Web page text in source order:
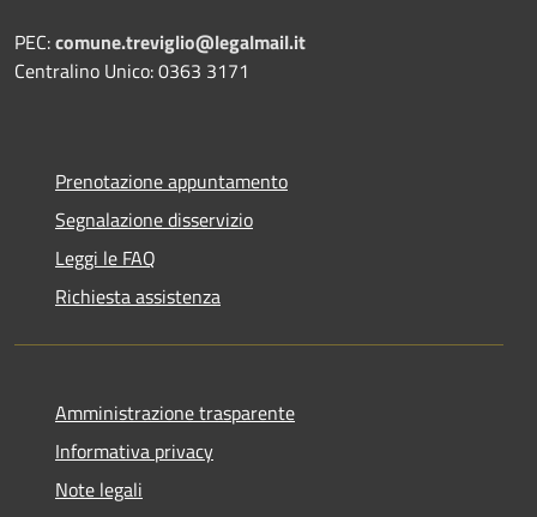
PEC:comune.treviglio@legalmail.it
Centralino Unico: 0363 3171
Prenotazione appuntamento
Segnalazione disservizio
Leggi le FAQ
Richiesta assistenza
Amministrazione trasparente
Informativa privacy
Note legali